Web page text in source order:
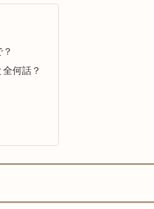
何話？